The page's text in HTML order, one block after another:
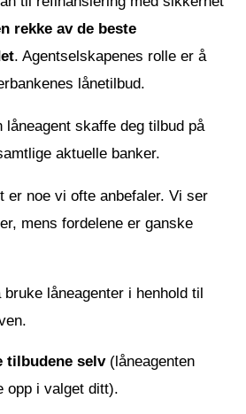
rekke av de beste
. Agentselskapenes rolle er å
lånetilbud.
låneagent skaffe deg tilbud på
aktuelle banker.
er noe vi ofte anbefaler. Vi ser
mens fordelene er ganske
låneagenter i henhold til
tilbudene selv(låneagenten
opp i valget ditt).